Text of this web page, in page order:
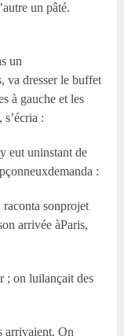
un pâté.
un
va dresser le buffet
à gauche et les
:
eut uninstant de
:
sonprojet
arrivée àParis,
; on luilançait des
arrivaient. On